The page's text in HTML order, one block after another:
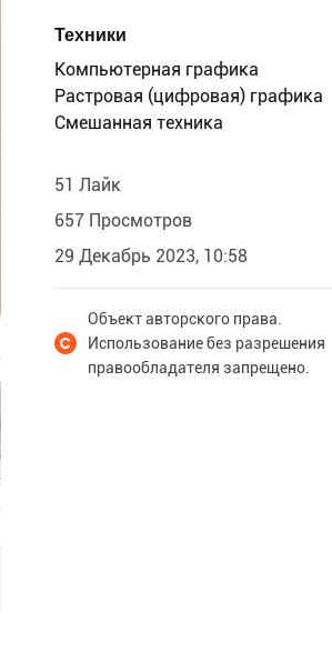
Техники
Компьютерная графика
Растровая (цифровая) графика
Смешанная техника
51 Лайк
657 Просмотров
29 Декабрь 2023, 10:58
Объект авторского права.
Использование без разрешения
правообладателя запрещено.